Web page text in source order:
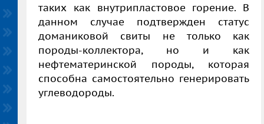
таких как внутрипластовое горение. В
данном случае подтвержден статус
доманиковой свиты не только как
породы-коллектора, но и как
нефтематеринской породы, которая
способна самостоятельно генерировать
углеводороды.